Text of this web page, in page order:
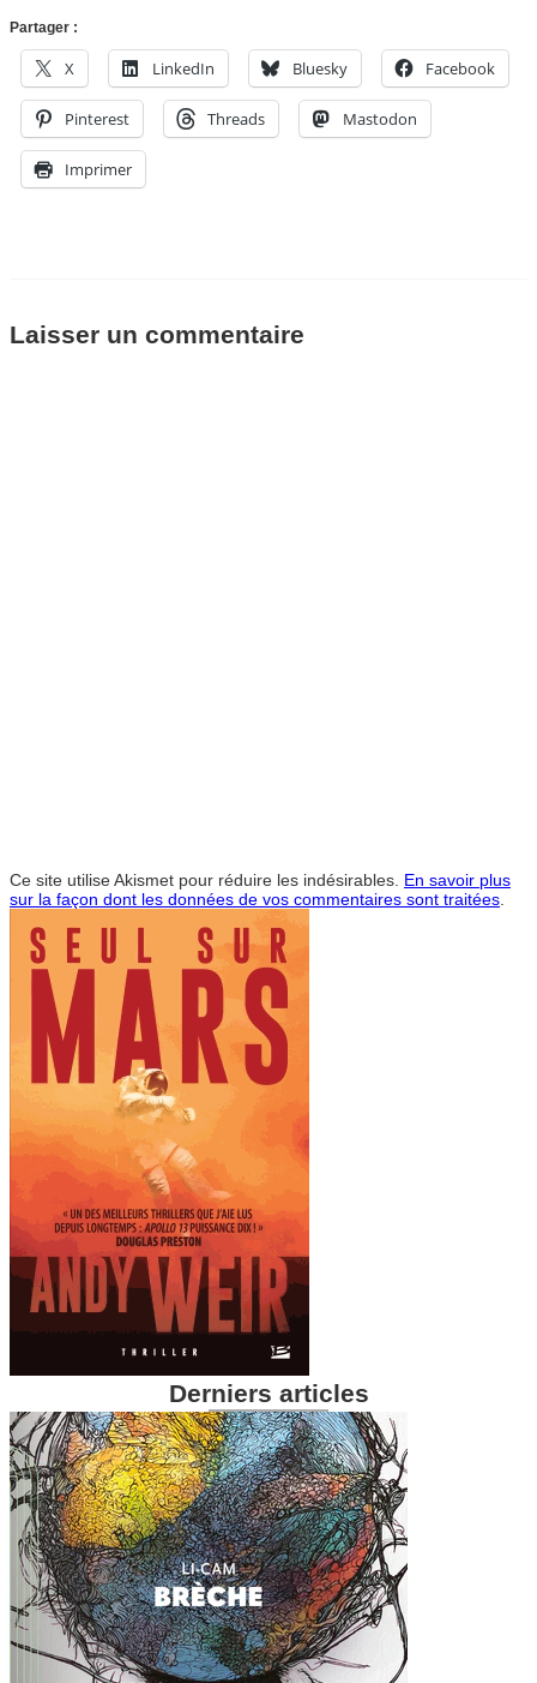
Partager :
X LinkedIn Bluesky Facebook
Pinterest Threads Mastodon
Imprimer
Laisser un commentaire
Ce site utilise Akismet pour réduire les indésirables. En savoir plus
sur la façon dont les données de vos commentaires sont traitées.
Derniers articles